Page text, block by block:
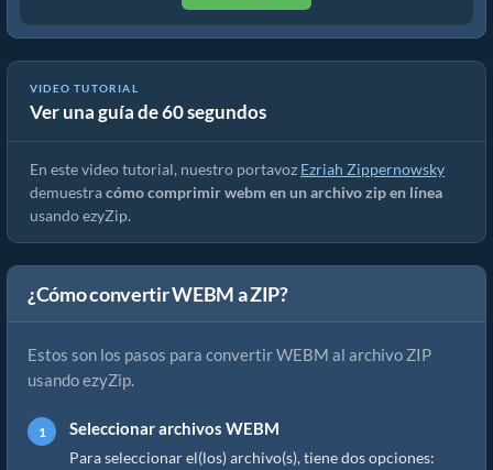
VIDEO TUTORIAL
Ver una guía de 60 segundos
Cómo Convertir Webm a ZIP En Línea (Guía sencilla)
En este video tutorial, nuestro portavoz Ezriah Zippernowsky
demuestracómo comprimir webm en un archivo zip en línea
usando ezyZip.
¿Cómo convertir WEBM a ZIP?
Estos son los pasos para convertir WEBM al archivo ZIP
usando ezyZip.
Seleccionar archivos WEBM
Para seleccionar el(los) archivo(s), tiene dos opciones: